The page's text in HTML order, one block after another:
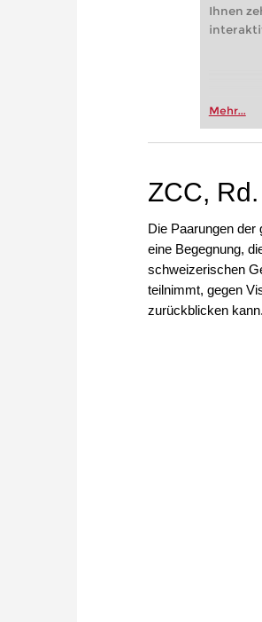
Ihnen
Mehr...
ZCC,
Die Paarungen
eine Begegnung,
schweizerischen
teilnimmt, gegen
zurückblicken kann.